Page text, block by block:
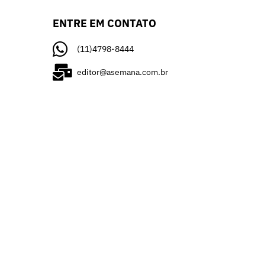
ENTRE EM CONTATO
(11)4798-8444
editor@asemana.com.br